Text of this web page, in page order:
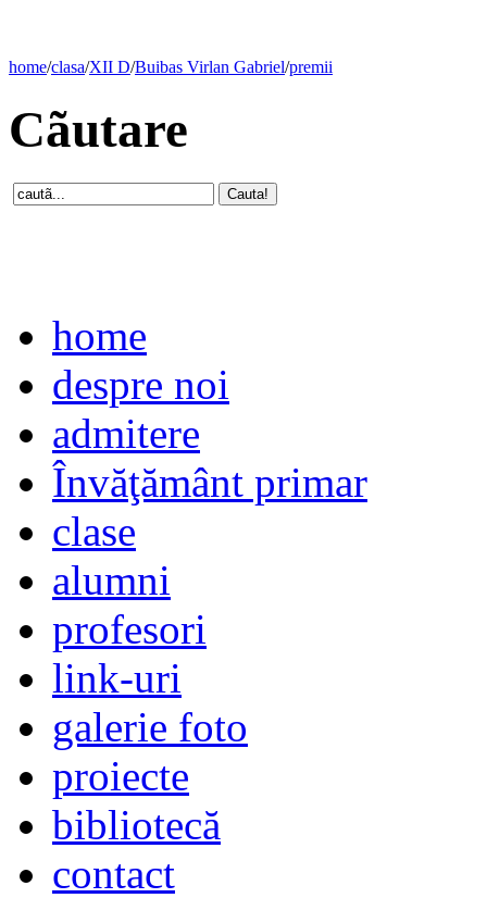
home/clasa/XII D/Buibas Virlan Gabriel/premii
Cãutare
home
despre noi
admitere
Învăţământ primar
clase
alumni
profesori
link-uri
galerie foto
proiecte
bibliotecă
contact